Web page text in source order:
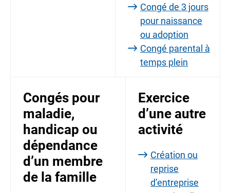
Congé de 3 jours
pour naissance
ou adoption
Congé parental à
temps plein
Congés pour
maladie,
handicap ou
dépendance
d’un membre
de la famille
Exercice
d’une autre
activité
Création ou
reprise
d’entreprise